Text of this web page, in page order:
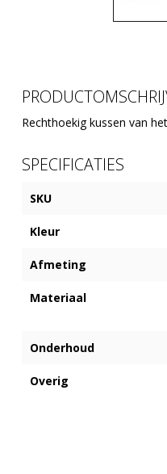
Rechthoekig kussen van
SPECIFICATIES
SKU
Kleur
Afmeting
Materiaal
Onderhoud
Overig